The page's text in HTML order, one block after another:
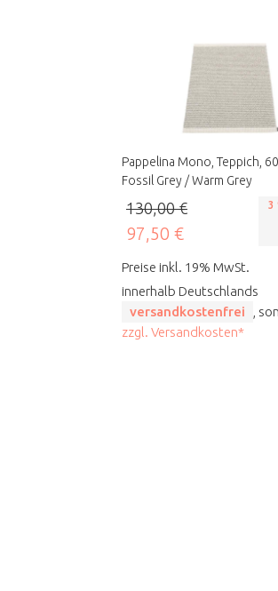
Pappelina Mono, Teppich,
Fossil Grey / Warm Grey
130,00 €
97,50 €
3
Preise inkl. 19% MwSt.
innerhalb Deutschlands
versandkostenfrei
,
zzgl. Versandkosten*